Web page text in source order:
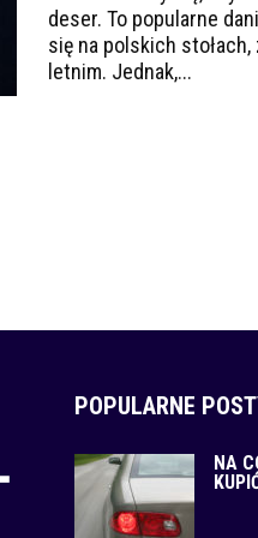
deser. To popularne
się na polskich
letnim. Jednak,...
POPULARNE
NA